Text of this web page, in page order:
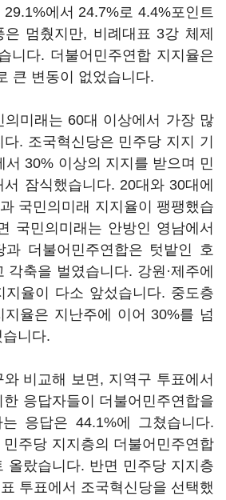
에서 24.7%로 4.4%포인트
멈췄지만, 비례대표 3강 체제
니다. 더불어민주연합 지지율은
큰 변동이 없었습니다.
의미래는 60대 이상에서 가장 많
. 조국혁신당은 민주당 지지 기
서 30% 이상의 지지를 받으며 민
잠식했습니다. 20대와 30대에
국민의미래 지지율이 팽팽했습
국민의미래는 안방인 영남에서
과 더불어민주연합은 텃밭인 호
각축을 벌였습니다. 강원·제주에
지율이 다소 앞섰습니다. 중도층
지율은 지난주에 이어 30%를 넘
니다.
비교해 보면, 지역구 투표에서
응답자들이 더불어민주연합을
응답은 44.1%에 그쳤습니다.
주당 지지층의 더불어민주연합
올랐습니다. 반면 민주당 지지층
투표에서 조국혁신당을 선택했